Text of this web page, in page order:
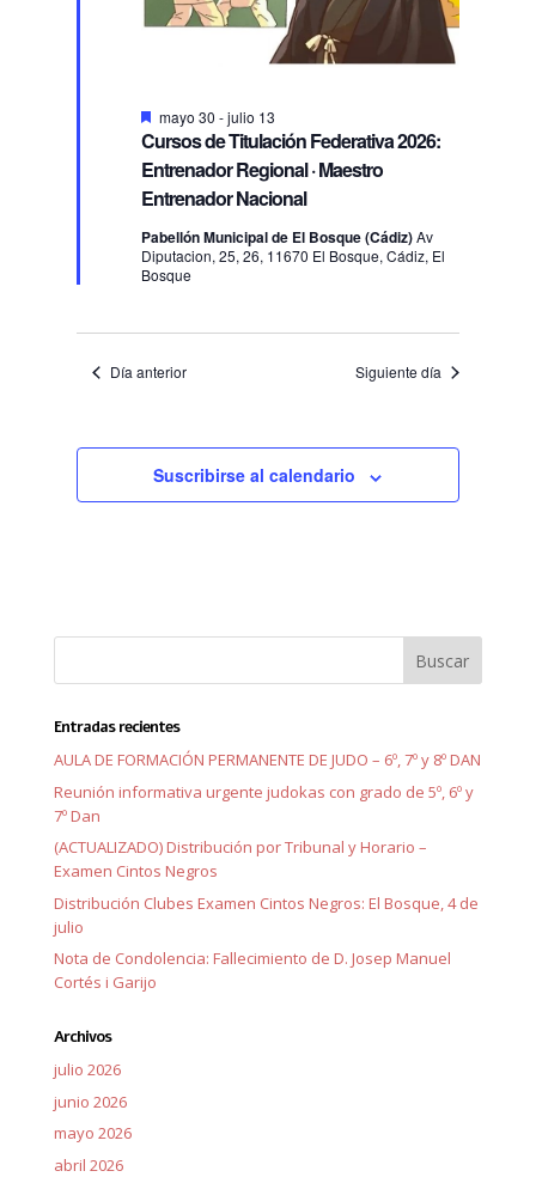
Cursos de Titulación Federativa 2026:
Entrenador Regional · Maestro
Entrenador Nacional
Destacado
mayo 30 -julio 13
Pabellón Municipal de El Bosque (Cádiz)Av
Diputacion, 25, 26, 11670 El Bosque, Cádiz, El
Bosque
Día anterior Siguiente día
Suscribirse al calendario
Entradas recientes
AULA DE FORMACIÓN PERMANENTE DE JUDO – 6º, 7º y 8º DAN
Reunión informativa urgente judokas con grado de 5º, 6º y
7º Dan
(ACTUALIZADO) Distribución por Tribunal y Horario –
Examen Cintos Negros
Distribución Clubes Examen Cintos Negros: El Bosque, 4 de
julio
Nota de Condolencia: Fallecimiento de D. Josep Manuel
Cortés i Garijo
Archivos
julio 2026
junio 2026
mayo 2026
abril 2026